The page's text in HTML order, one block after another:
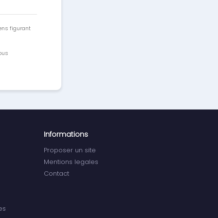
figurant
Informations
Proposer un site
Mentions legales
Contact